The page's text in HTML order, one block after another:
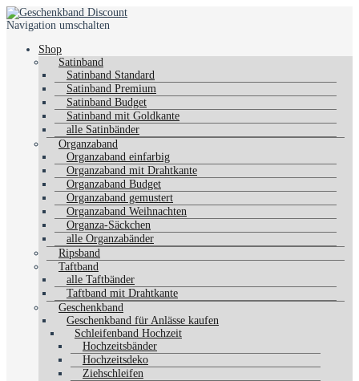
Navigation umschalten
Shop
Satinband
Satinband Standard
Satinband Premium
Satinband Budget
Satinband mit Goldkante
alle Satinbänder
Organzaband
Organzaband einfarbig
Organzaband mit Drahtkante
Organzaband Budget
Organzaband gemustert
Organzaband Weihnachten
Organza-Säckchen
alle Organzabänder
Ripsband
Taftband
alle Taftbänder
Taftband mit Drahtkante
Geschenkband
Geschenkband für Anlässe kaufen
Schleifenband Hochzeit
Hochzeitsbänder
Hochzeitsdeko
Ziehschleifen